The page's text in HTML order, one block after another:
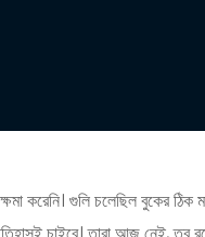
করেনি। গুলি চলেছিল বুকের ঠিক